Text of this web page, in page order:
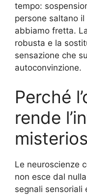
tempo:
persone saltano
abbiamo fretta.
robusta e la
sensazione che
autoconvinzione.
Perché
rende
Le neuroscienze
non esce dal
segnali sensoriali